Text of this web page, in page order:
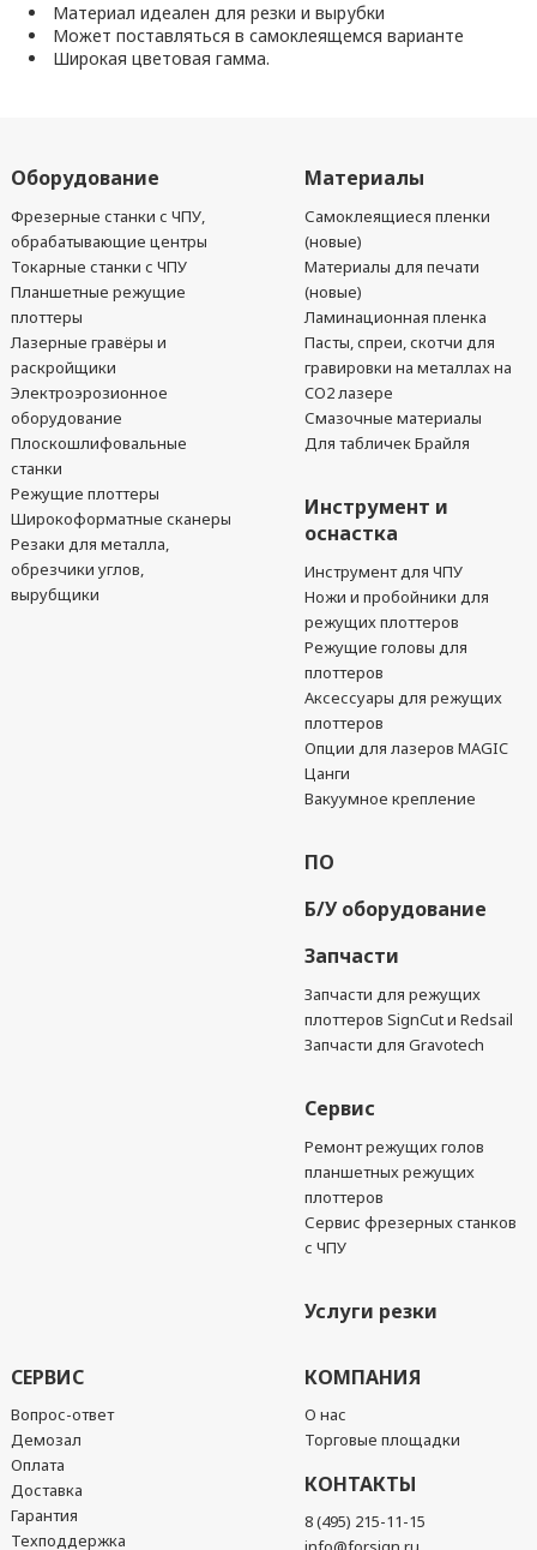
Материал идеален для резки и вырубки
Может поставляться в самоклеящемся варианте
Широкая цветовая гамма.
Оборудование
Фрезерные станки с ЧПУ,
обрабатывающие центры
Токарные станки с ЧПУ
Планшетные режущие
плоттеры
Лазерные гравёры и
раскройщики
Электроэрозионное
оборудование
Плоскошлифовальные
станки
Режущие плоттеры
Широкоформатные сканеры
Резаки для металла,
обрезчики углов,
вырубщики
Материалы
Самоклеящиеся пленки
(новые)
Материалы для печати
(новые)
Ламинационная пленка
Пасты, спреи, скотчи для
гравировки на металлах на
CO2 лазере
Смазочные материалы
Для табличек Брайля
Инструмент и
оснастка
Инструмент для ЧПУ
Ножи и пробойники для
режущих плоттеров
Режущие головы для
плоттеров
Аксессуары для режущих
плоттеров
Опции для лазеров MAGIC
Цанги
Вакуумное крепление
ПО
Б/У оборудование
Запчасти
Запчасти для режущих
плоттеров SignCut и Redsail
Запчасти для Gravotech
Сервис
Ремонт режущих голов
планшетных режущих
плоттеров
Сервис фрезерных станков
с ЧПУ
Услуги резки
СЕРВИС
Вопрос-ответ
Демозал
Оплата
Доставка
Гарантия
Техподдержка
КОМПАНИЯ
О нас
Торговые площадки
КОНТАКТЫ
8 (495) 215-11-15